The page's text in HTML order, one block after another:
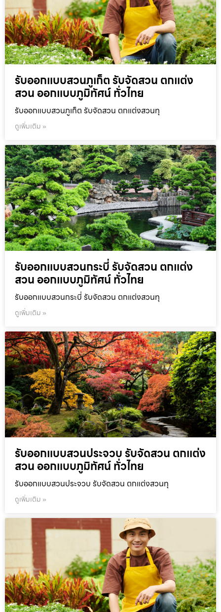
รับออกแบบสวนภูเก็ต รับจัดสวน ตกแต่ง
สวน ออกแบบภูมิทัศน์ ทั่วไทย
รับออกแบบสวนภูเก็ต รับจัดสวน ตกแต่งสวนทุ
ดูเพิ่มเติม »
รับออกแบบสวนกระบี่ รับจัดสวน ตกแต่ง
สวน ออกแบบภูมิทัศน์ ทั่วไทย
รับออกแบบสวนกระบี่ รับจัดสวน ตกแต่งสวนทุ
ดูเพิ่มเติม »
รับออกแบบสวนประจวบ รับจัดสวน ตกแต่ง
สวน ออกแบบภูมิทัศน์ ทั่วไทย
รับออกแบบสวนประจวบ รับจัดสวน ตกแต่งสวนทุ
ดูเพิ่มเติม »